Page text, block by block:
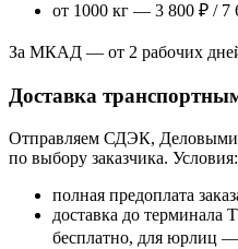
от 1000 кг — 3 800 ₽ / 7
За МКАД — от 2 рабочих
Доставка
Отправляем СДЭК,
по выбору заказчика. Условия:
полная предоплата
доставка до
бесплатно, для юрлиц